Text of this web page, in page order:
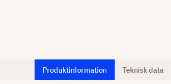
Produktinformation Teknisk data